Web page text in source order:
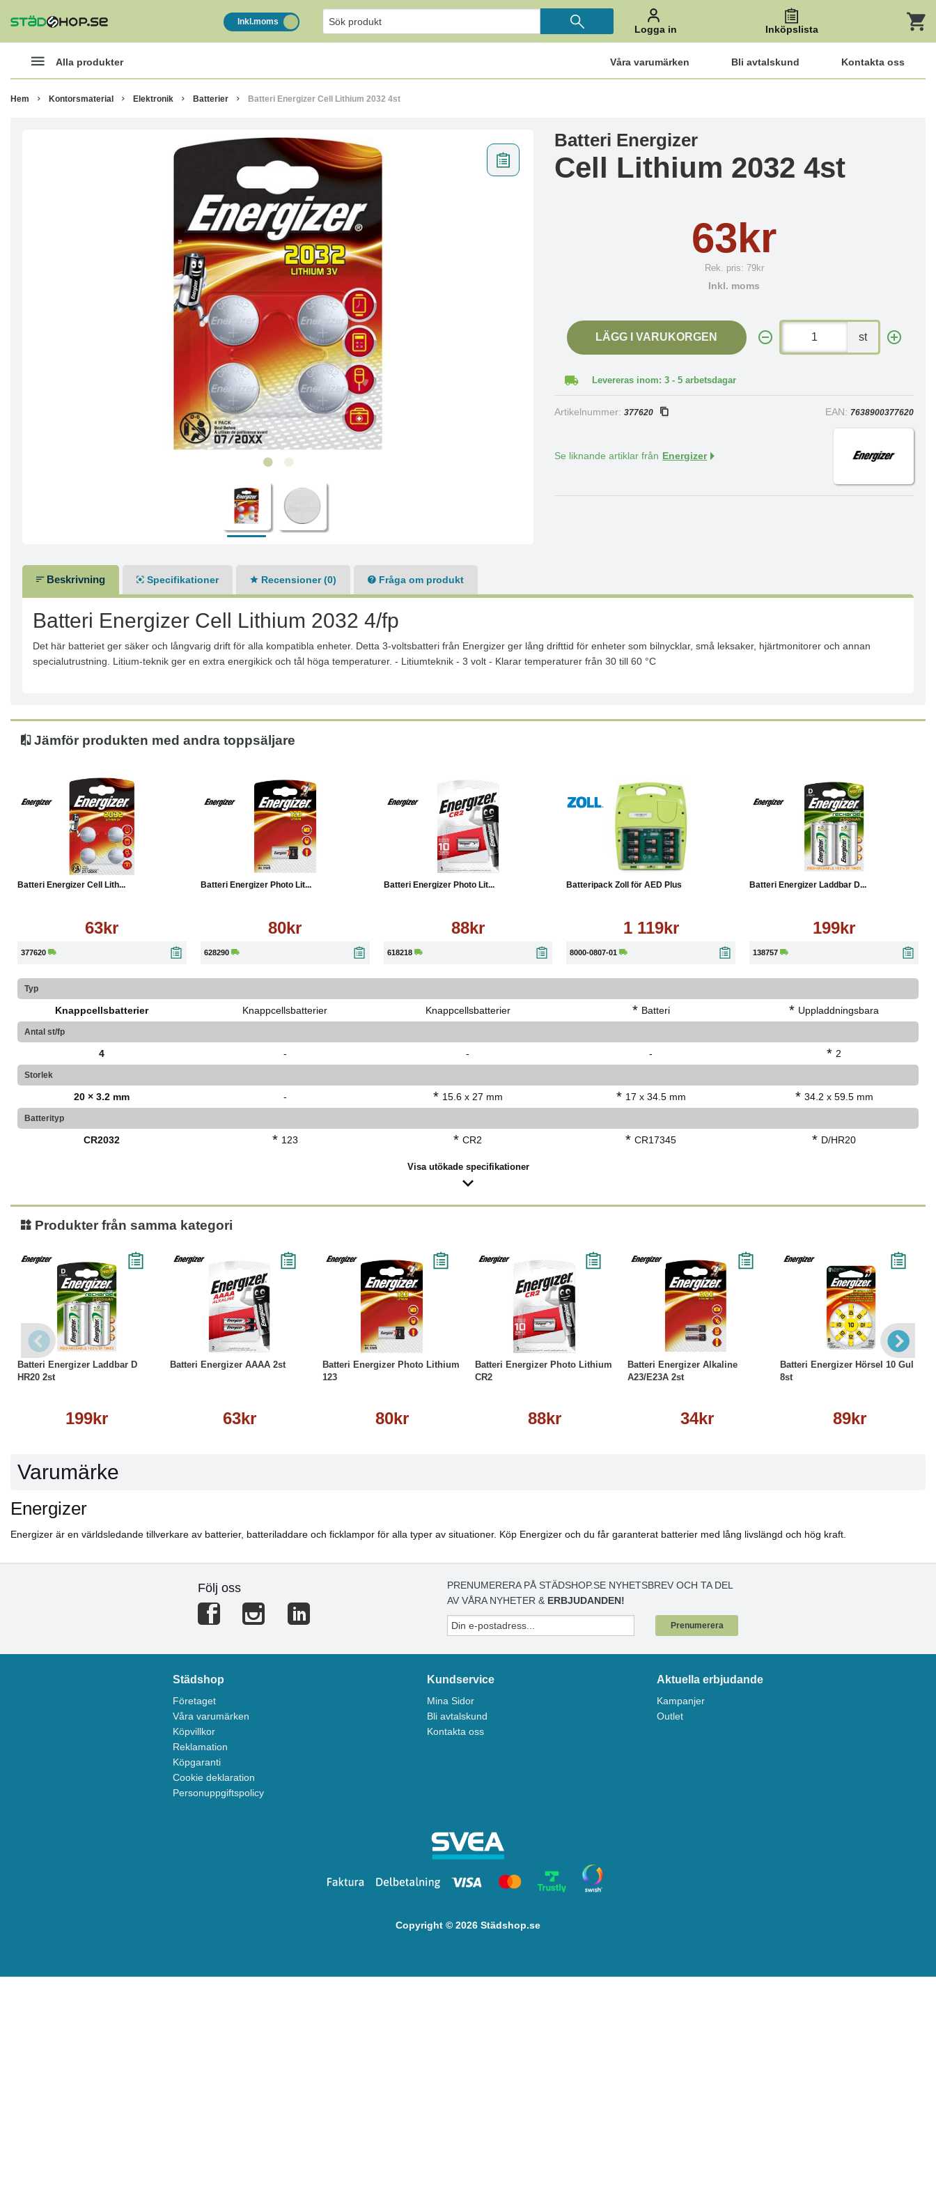
Inkl.moms
Logga in Inköpslista
Alla produkter Våra varumärken Bli avtalskund Kontakta oss
Hem Kontorsmaterial Elektronik Batterier Batteri Energizer Cell Lithium 2032 4st
Batteri Energizer
Cell Lithium 2032 4st
63kr
Rek. pris: 79kr
Inkl. moms
LÄGG I VARUKORGEN st
Levereras inom: 3 - 5 arbetsdagar
Artikelnummer:377620 EAN: 7638900377620
Se liknande artiklar från Energizer
Beskrivning Specifikationer Recensioner (0) Fråga om produkt
Batteri Energizer Cell Lithium 2032 4/fp
Det här batteriet ger säker och långvarig drift för alla kompatibla enheter. Detta 3-voltsbatteri från Energizer ger lång drifttid för enheter som bilnycklar, små leksaker, hjärtmonitorer och annan
specialutrustning. Litium-teknik ger en extra energikick och tål höga temperaturer. - Litiumteknik - 3 volt - Klarar temperaturer från 30 till 60 °C
Jämför produkten med andra toppsäljare
Batteri Energizer Cell Lith...
63kr
377620
Läs mer
Batteri Energizer Photo Lit...
80kr
628290
Läs mer
Batteri Energizer Photo Lit...
88kr
618218
Batteripack Zoll för AED Plus
1 119kr
8000-0807-01
Köp Läs mer
Batteri Energizer Laddbar D...
199kr
138757
Typ
Knappcellsbatterier Knappcellsbatterier Knappcellsbatterier * Batteri * Uppladdningsbara
Antal st/fp
4 - - - * 2
Storlek
20 × 3.2 mm - * 15.6 x 27 mm * 17 x 34.5 mm * 34.2 x 59.5 mm
Batterityp
CR2032 * 123 * CR2 * CR17345 * D/HR20
Visa utökade specifikationer
Produkter från samma kategori
Batteri Energizer Laddbar D
HR20 2st
199kr
Köp Läs mer
Batteri Energizer AAAA 2st
63kr
Köp Läs mer
Batteri Energizer Photo Lithium
123
80kr
Köp Läs mer
Batteri Energizer Photo Lithium
CR2
88kr
Köp Läs mer
Batteri Energizer Alkaline
A23/E23A 2st
34kr
Köp Läs mer
Batteri Energizer Hörsel 10 Gul
8st
89kr
Läs mer
Varumärke
Energizer
Energizer är en världsledande tillverkare av batterier, batteriladdare och ficklampor för alla typer av situationer. Köp Energizer och du får garanterat batterier med lång livslängd och hög kraft.
Följ oss
PRENUMERERA PÅ STÄDSHOP.SE NYHETSBREV OCH TA DEL
AV VÅRA NYHETER & ERBJUDANDEN!
Prenumerera
Städshop
Företaget
Våra varumärken
Köpvillkor
Reklamation
Köpgaranti
Cookie deklaration
Personuppgiftspolicy
Kundservice
Mina Sidor
Bli avtalskund
Kontakta oss
Aktuella erbjudande
Kampanjer
Outlet
Copyright © 2026 Städshop.se